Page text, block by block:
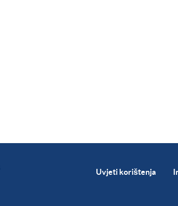
Uvjeti korištenja